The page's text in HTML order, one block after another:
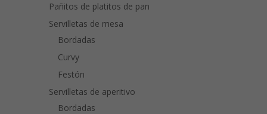
Pañitos de platitos de pan
Servilletas de mesa
Bordadas
Curvy
Festón
Servilletas de aperitivo
Bordadas